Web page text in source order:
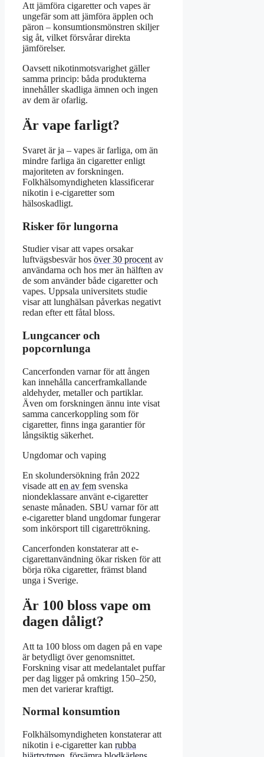
Att jämföra cigaretter och vapes är
ungefär som att jämföra äpplen och
päron – konsumtionsmönstren skiljer
sig åt, vilket försvårar direkta
jämförelser.
Oavsett nikotinmotsvarighet gäller
samma princip: båda produkterna
innehåller skadliga ämnen och ingen
av dem är ofarlig.
Är vape farligt?
Svaret är ja – vapes är farliga, om än
mindre farliga än cigaretter enligt
majoriteten av forskningen.
Folkhälsomyndigheten klassificerar
nikotin i e-cigaretter som
hälsoskadligt.
Risker för lungorna
Studier visar att vapes orsakar
luftvägsbesvär hos över 30 procent av
användarna och hos mer än hälften av
de som använder både cigaretter och
vapes. Uppsala universitets studie
visar att lunghälsan påverkas negativt
redan efter ett fåtal bloss.
Lungcancer och
popcornlunga
Cancerfonden varnar för att ången
kan innehålla cancerframkallande
aldehyder, metaller och partiklar.
Även om forskningen ännu inte visat
samma cancerkoppling som för
cigaretter, finns inga garantier för
långsiktig säkerhet.
Ungdomar och vaping
En skolundersökning från 2022
visade att en av fem svenska
niondeklassare använt e-cigaretter
senaste månaden. SBU varnar för att
e-cigaretter bland ungdomar fungerar
som inkörsport till cigarettrökning.
Cancerfonden konstaterar att e-
cigarettanvändning ökar risken för att
börja röka cigaretter, främst bland
unga i Sverige.
Är 100 bloss vape om
dagen dåligt?
Att ta 100 bloss om dagen på en vape
är betydligt över genomsnittet.
Forskning visar att medelantalet puffar
per dag ligger på omkring 150–250,
men det varierar kraftigt.
Normal konsumtion
Folkhälsomyndigheten konstaterar att
nikotin i e-cigaretter kan rubba